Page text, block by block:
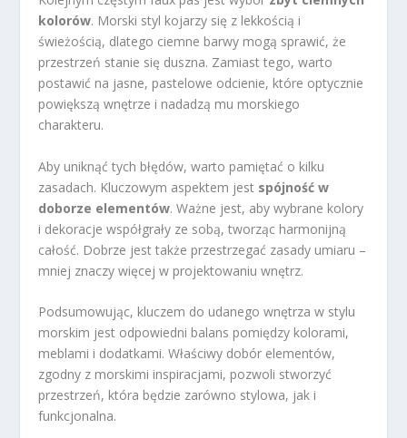
kolorów. Morski styl kojarzy się z lekkością i
świeżością, dlatego ciemne barwy mogą sprawić, że
przestrzeń stanie się duszna. Zamiast tego, warto
postawić na jasne, pastelowe odcienie, które optycznie
powiększą wnętrze i nadadzą mu morskiego
charakteru.
Aby uniknąć tych błędów, warto pamiętać o kilku
zasadach. Kluczowym aspektem jest spójność w
doborze elementów. Ważne jest, aby wybrane kolory
i dekoracje współgrały ze sobą, tworząc harmonijną
całość. Dobrze jest także przestrzegać zasady umiaru –
mniej znaczy więcej w projektowaniu wnętrz.
Podsumowując, kluczem do udanego wnętrza w stylu
morskim jest odpowiedni balans pomiędzy kolorami,
meblami i dodatkami. Właściwy dobór elementów,
zgodny z morskimi inspiracjami, pozwoli stworzyć
przestrzeń, która będzie zarówno stylowa, jak i
funkcjonalna.